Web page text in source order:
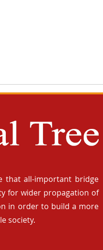
that all-important bridge
for wider propagation of
in order to build a more
society.